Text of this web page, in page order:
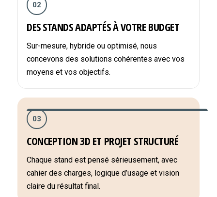
02
DES STANDS ADAPTÉS À VOTRE BUDGET
Sur-mesure, hybride ou optimisé, nous
concevons des solutions cohérentes avec vos
moyens et vos objectifs.
03
CONCEPTION 3D ET PROJET STRUCTURÉ
Chaque stand est pensé sérieusement, avec
cahier des charges, logique d’usage et vision
claire du résultat final.